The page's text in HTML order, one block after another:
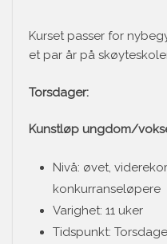
Kurset passer for
et par år på
Torsdager:
Kunstløp ungdom/
Nivå: øvet,
konkurranseløpere
Varighet: 11 uker
Tidspunkt: